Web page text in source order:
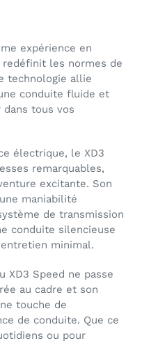
expérience en
les normes de
technologie allie
conduite fluide et
dans tous vos
électrique, le XD3
remarquables,
excitante. Son
maniabilité
de transmission
conduite silencieuse
minimal.
XD3 Speed ne passe
au cadre et son
touche de
de conduite. Que ce
ou pour